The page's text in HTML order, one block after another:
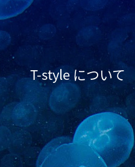
T-style について